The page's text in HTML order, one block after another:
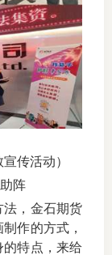
传活动）
阵
，金石期货
作的方式，
的特点，来给